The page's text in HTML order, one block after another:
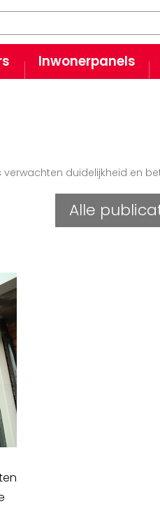
Inwonerpanels
duidelijkheid en
Alle